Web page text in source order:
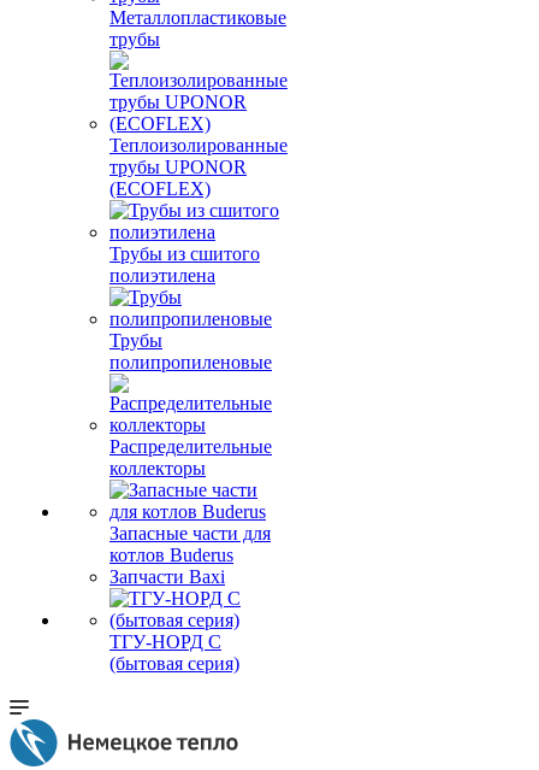
Металлопластиковые
трубы
Теплоизолированные
трубы UPONOR
(ECOFLEX)
Трубы из сшитого
полиэтилена
Трубы
полипропиленовые
Распределительные
коллекторы
Запасные части для
котлов Buderus
Запчасти Baxi
ТГУ-НОРД С
(бытовая серия)